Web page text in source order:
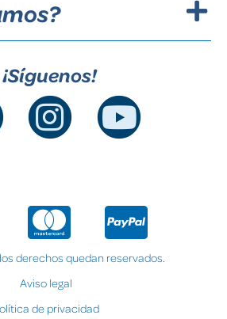
¡Síguenos!
derechos quedan reservados.
Aviso legal
de privacidad